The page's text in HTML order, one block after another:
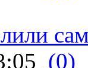
(0)